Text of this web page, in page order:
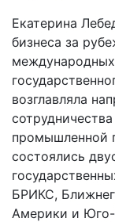
Екатерина
бизнеса за
возглавляла
промышленной
состоялись
БРИКС,
Америки и